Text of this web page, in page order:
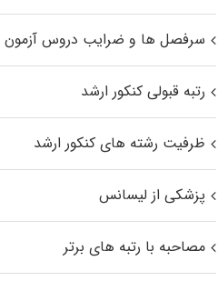
سرفصل ها و ضرایب دروس آزمون
رتبه قبولی کنکور ارشد
ظرفیت رشته های کنکور ارشد
پزشکی از لیسانس
مصاحبه با رتبه های برتر